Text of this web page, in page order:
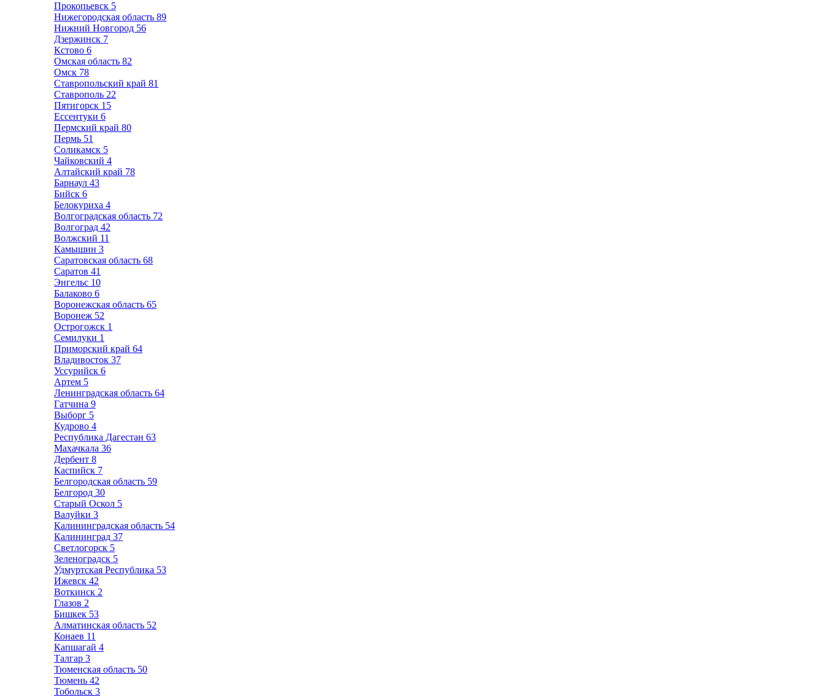
Прокопьевск 5
Нижегородская область 89
Нижний Новгород 56
Дзержинск 7
Кстово 6
Омская область 82
Омск 78
Ставропольский край 81
Ставрополь 22
Пятигорск 15
Ессентуки 6
Пермский край 80
Пермь 51
Соликамск 5
Чайковский 4
Алтайский край 78
Барнаул 43
Бийск 6
Белокуриха 4
Волгоградская область 72
Волгоград 42
Волжский 11
Камышин 3
Саратовская область 68
Саратов 41
Энгельс 10
Балаково 6
Воронежская область 65
Воронеж 52
Острогожск 1
Семилуки 1
Приморский край 64
Владивосток 37
Уссурийск 6
Артем 5
Ленинградская область 64
Гатчина 9
Выборг 5
Кудрово 4
Республика Дагестан 63
Махачкала 36
Дербент 8
Каспийск 7
Белгородская область 59
Белгород 30
Старый Оскол 5
Валуйки 3
Калининградская область 54
Калининград 37
Светлогорск 5
Зеленоградск 5
Удмуртская Республика 53
Ижевск 42
Воткинск 2
Глазов 2
Бишкек 53
Алматинская область 52
Конаев 11
Капшагай 4
Талгар 3
Тюменская область 50
Тюмень 42
Тобольск 3